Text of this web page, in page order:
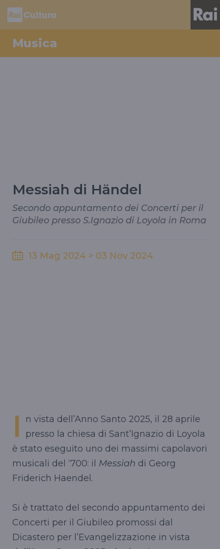
Musica
Messiah di Händel
Secondo appuntamento dei Concerti per il
Giubileo presso S.Ignazio di Loyola in Roma
13 Mag 2024 > 03 Nov 2024
I
n vista dell’Anno Santo 2025, il 28 aprile
presso la chiesa di Sant’Ignazio di Loyola
è stato eseguito uno dei massimi capolavori
musicali del ‘700: il Messiah di Georg
Friderich Haendel.
Si è trattato del secondo appuntamento dei
Concerti per il Giubileo promossi dal
Dicastero per l’Evangelizzazione in vista